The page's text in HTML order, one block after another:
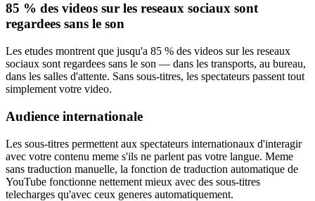
85 % des videos sur les reseaux sociaux sont
regardees sans le son
Les etudes montrent que jusqu'a 85 % des videos sur les reseaux
sociaux sont regardees sans le son — dans les transports, au bureau,
dans les salles d'attente. Sans sous-titres, les spectateurs passent tout
simplement votre video.
Audience internationale
Les sous-titres permettent aux spectateurs internationaux d'interagir
avec votre contenu meme s'ils ne parlent pas votre langue. Meme
sans traduction manuelle, la fonction de traduction automatique de
YouTube fonctionne nettement mieux avec des sous-titres
telecharges qu'avec ceux generes automatiquement.